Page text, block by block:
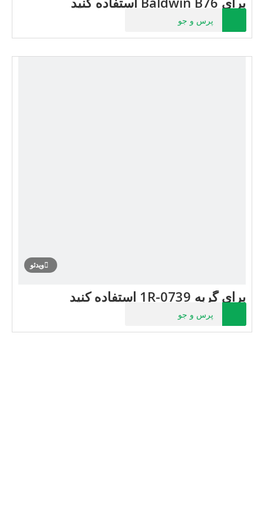
پرس و جو
ویدئو
برای گربه 1R-0739 استفاده کنید
پرس و جو